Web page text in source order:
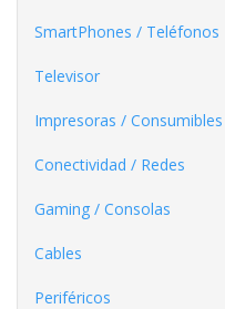
SmartPhones / Teléfonos
Televisor
Impresoras / Consumibles
Conectividad / Redes
Gaming / Consolas
Cables
Periféricos